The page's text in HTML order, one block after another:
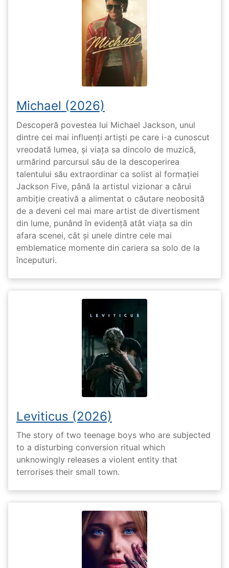
Michael (2026)
Descoperă povestea lui Michael Jackson, unul
dintre cei mai influenți artiști pe care i-a cunoscut
vreodată lumea, și viața sa dincolo de muzică,
urmărind parcursul său de la descoperirea
talentului său extraordinar ca solist al formației
Jackson Five, până la artistul vizionar a cărui
ambiție creativă a alimentat o căutare neobosită
de a deveni cel mai mare artist de divertisment
din lume, punând în evidență atât viața sa din
afara scenei, cât și unele dintre cele mai
emblematice momente din cariera sa solo de la
începuturi.
Leviticus (2026)
The story of two teenage boys who are subjected
to a disturbing conversion ritual which
unknowingly releases a violent entity that
terrorises their small town.